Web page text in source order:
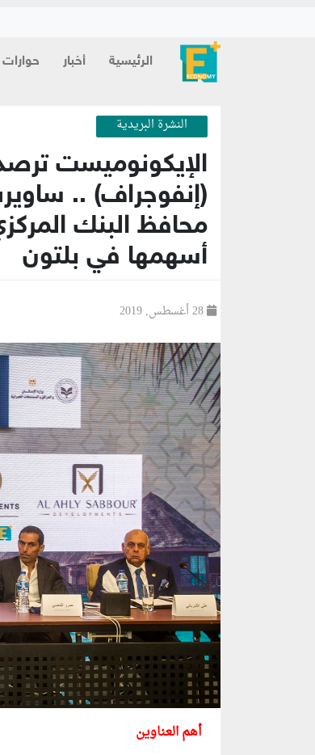
الرئيسية أخبار حوارات
النشرة البريدية
الإيكونوميست
(إنفوجراف) ..
أسهمها في بلتون
أهم العناوين